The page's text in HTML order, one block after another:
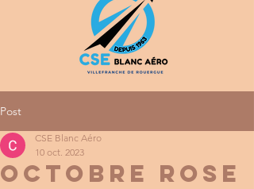
Post
OCTOBRE ROSE
CSE Blanc Aéro
10 oct. 2023